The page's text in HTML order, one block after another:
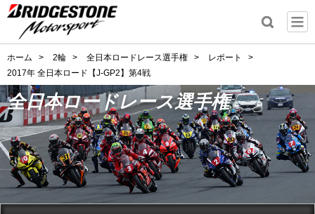
ホーム > 2輪 > 全日本ロードレース選手権 > レポート
>
2017年 全日本ロード【J-GP2】第4戦
全日本ロードレース選手権